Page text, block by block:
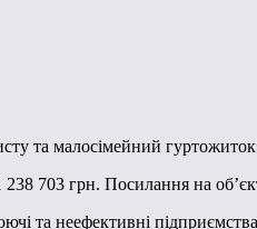
та малосімейний
238 703 грн. Посилання на
та неефективні